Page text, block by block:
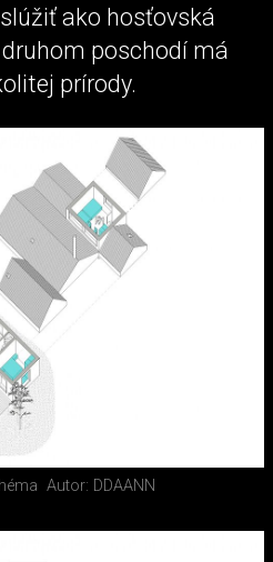
ako hosťovská
poschodí má
prírody.
Autor: DDAANN